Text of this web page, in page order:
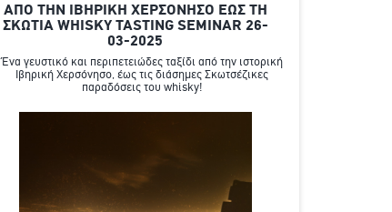
ΑΠΟ ΤΗΝ ΙΒΗΡΙΚΗ ΧΕΡΣΟΝΗΣΟ ΕΩΣ ΤΗ
ΣΚΩΤΙΑ WHISKY TASTING SEMINAR 26-
03-2025
Ένα γευστικό και περιπετειώδες ταξίδι από την ιστορική
Ιβηρική Χερσόνησο, έως τις διάσημες Σκωτσέζικες
παραδόσεις του whisky!